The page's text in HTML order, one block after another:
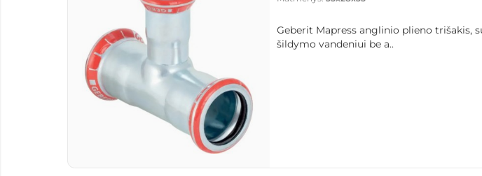
Geberit Mapress anglinio plieno trišakis,
šildymo vandeniui be a..